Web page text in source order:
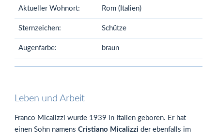
Aktueller Wohnort: Rom (Italien)
Sternzeichen: Schütze
Augenfarbe: braun
Leben und Arbeit
Franco Micalizzi wurde 1939 in Italien geboren. Er hat
einen Sohn namens Cristiano Micalizzi der ebenfalls im